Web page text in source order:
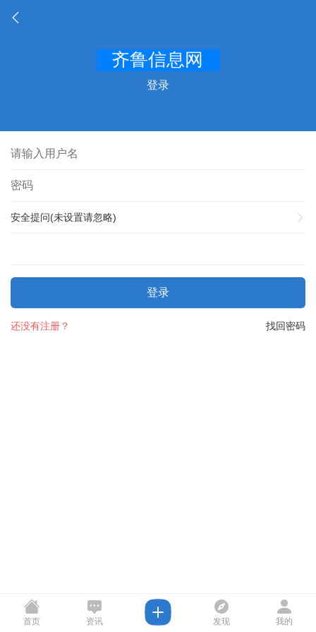
登录
安全提问(未设置请忽略)
登录
找回密码
还没有注册？
首页 资讯 发现 我的